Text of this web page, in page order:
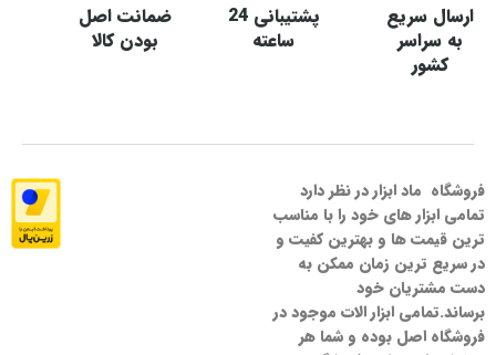
ارسال سریع
به سراسر
کشور
پشتیبانی 24
ساعته
ضمانت اصل
بودن کالا
فروشگاه ماد ابزار در نظر دارد
تمامی ابزار های خود را با مناسب
ترین قیمت ها و بهترین کفیت و
در سریع ترین زمان ممکن به
دست مشتریان خود
برساند.تمامی ابزار الات موجود در
فروشگاه اصل بوده و شما هر